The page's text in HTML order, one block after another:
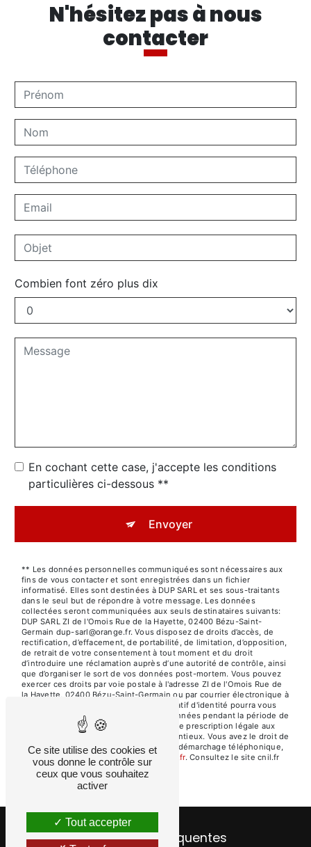
N'hésitez pas à nous
contacter
Combien font zéro plus dix
En cochant cette case, j'accepte les conditions
particulières ci-dessous **
Envoyer
** Les données personnelles communiquées sont nécessaires aux
fins de vous contacter et sont enregistrées dans un fichier
informatisé. Elles sont destinées à DUP SARL et ses sous-traitants
dans le seul but de répondre à votre message. Les données
collectées seront communiquées aux seuls destinataires suivants:
DUP SARL ZI de l'Omois Rue de la Hayette, 02400 Bézu-Saint-
Germain dup-sarl@orange.fr. Vous disposez de droits d’accès, de
rectification, d’effacement, de portabilité, de limitation, d’opposition,
de retrait de votre consentement à tout moment et du droit
d’introduire une réclamation auprès d’une autorité de contrôle, ainsi
que d’organiser le sort de vos données post-mortem. Vous pouvez
exercer ces droits par voie postale à l'adresse ZI de l'Omois Rue de
la Hayette, 02400 Bézu-Saint-Germain ou par courrier électronique à
l'adresse dup-sarl@orange.fr. Un justificatif d'identité pourra vous
être demandé. Nous conservons vos données pendant la période de
prise de contact puis pendant la durée de prescription légale aux
fins probatoires et de gestion des contentieux. Vous avez le droit de
vous inscrire sur la liste d'opposition au démarchage téléphonique,
disponible à cette adresse: Bloctel.gouv.fr. Consultez le site cnil.fr
pour plus d’informations sur vos droits.
Recherches fréquentes
Ce site utilise des cookies et
vous donne le contrôle sur
ceux que vous souhaitez
activer
Tout accepter